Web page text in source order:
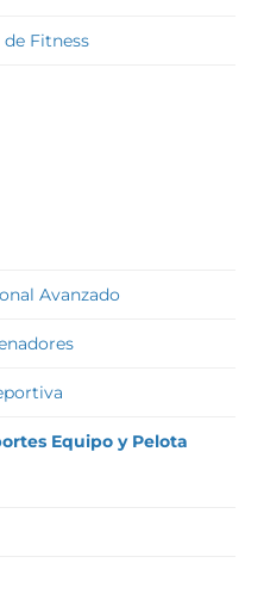
Fitness
Avanzado
Equipo y Pelota